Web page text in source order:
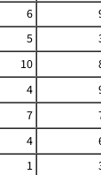
6
5
10
4
7
4
1